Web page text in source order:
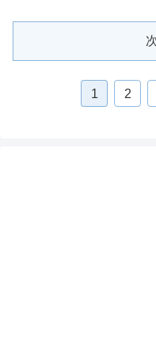
1 2